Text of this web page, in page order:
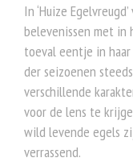
In ‘Huize
belevenissen met in
toeval eentje in
der seizoenen
verschillende
voor de lens te
wild levende egels
verrassend.